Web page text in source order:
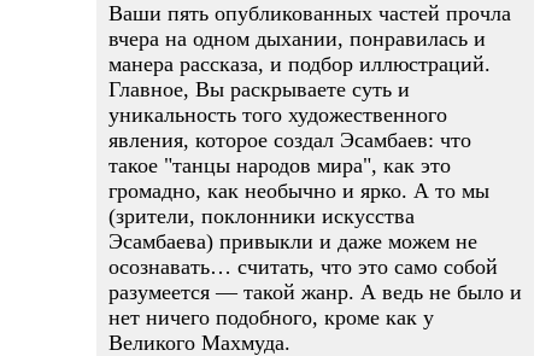
Ваши пять опубликованных частей прочла
вчера на одном дыхании, понравилась и
манера рассказа, и подбор иллюстраций.
Главное, Вы раскрываете суть и
уникальность того художественного
явления, которое создал Эсамбаев: что
такое "танцы народов мира", как это
громадно, как необычно и ярко. А то мы
(зрители, поклонники искусства
Эсамбаева) привыкли и даже можем не
осознавать… считать, что это само собой
разумеется — такой жанр. А ведь не было и
нет ничего подобного, кроме как у
Великого Махмуда.